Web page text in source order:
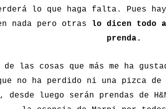
lo que haga falta. Pues hay
nada pero otras lo dicen todo
prenda.
de las cosas que más me ha
no ha perdido ni una pizca
luego serán prendas de